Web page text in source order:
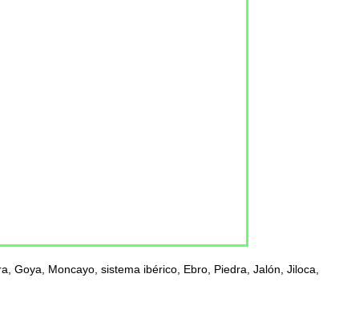
Goya, Moncayo, sistema ibérico, Ebro, Piedra, Jalón, Jiloca,